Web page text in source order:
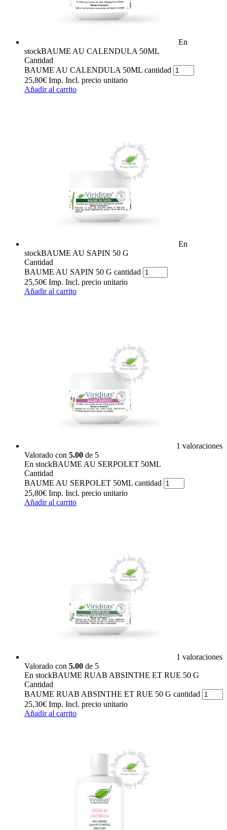
En
stockBAUME AU CALENDULA 50ML
Cantidad
BAUME AU CALENDULA 50ML cantidad
25,80€ Imp. Incl. precio unitario
Añadir al carrito
En
stockBAUME AU SAPIN 50 G
Cantidad
BAUME AU SAPIN 50 G cantidad
25,50€ Imp. Incl. precio unitario
Añadir al carrito
1 valoraciones
Valorado con 5.00 de 5
En stockBAUME AU SERPOLET 50ML
Cantidad
BAUME AU SERPOLET 50ML cantidad
25,80€ Imp. Incl. precio unitario
Añadir al carrito
1 valoraciones
Valorado con 5.00 de 5
En stockBAUME RUAB ABSINTHE ET RUE 50 G
Cantidad
BAUME RUAB ABSINTHE ET RUE 50 G cantidad
25,30€ Imp. Incl. precio unitario
Añadir al carrito